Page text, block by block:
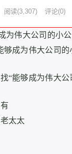
阅读(3,307) 评论(0)
为伟大公司的小
够成为伟大公司的
“能够成为伟大公
太太